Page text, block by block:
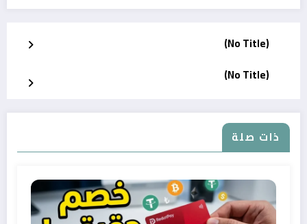
(No Title)
(No Title)
ذات صلة